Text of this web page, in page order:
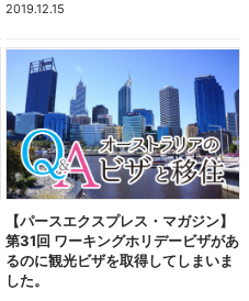
2019.12.15
【パースエクスプレス・マガジン】
第31回 ワーキングホリデービザがあ
るのに観光ビザを取得してしまいま
した。